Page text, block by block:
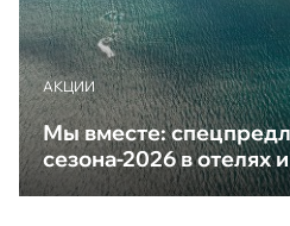
АКЦИИ
Мы вместе:
сезона-2026 в отелях